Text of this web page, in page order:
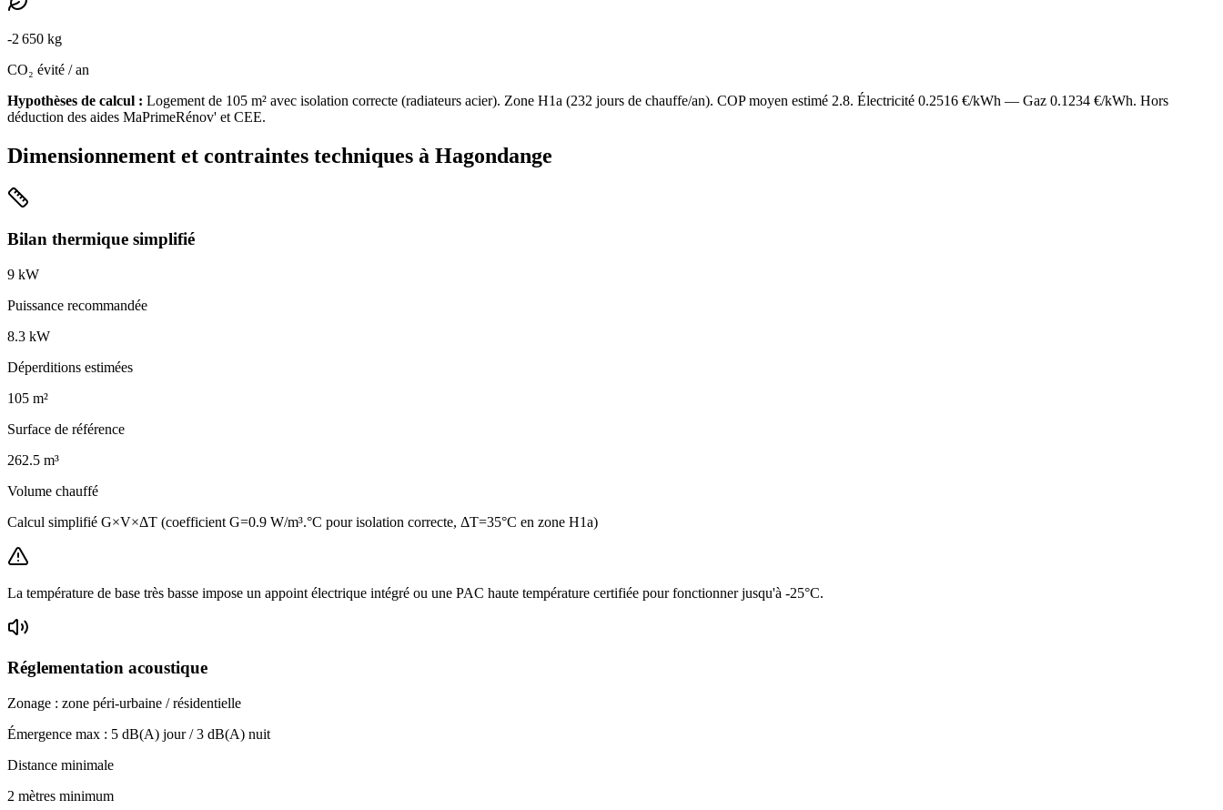
-2 650 kg
CO₂ évité / an
Hypothèses de calcul : Logement de 105 m² avec isolation correcte (radiateurs acier). Zone H1a (232 jours de chauffe/an). COP moyen estimé 2.8. Électricité 0.2516 €/kWh — Gaz 0.1234 €/kWh. Hors
déduction des aides MaPrimeRénov' et CEE.
Dimensionnement et contraintes techniques à Hagondange
Bilan thermique simplifié
9 kW
Puissance recommandée
8.3 kW
Déperditions estimées
105 m²
Surface de référence
262.5 m³
Volume chauffé
Calcul simplifié G×V×ΔT (coefficient G=0.9 W/m³.°C pour isolation correcte, ΔT=35°C en zone H1a)
La température de base très basse impose un appoint électrique intégré ou une PAC haute température certifiée pour fonctionner jusqu'à -25°C.
Réglementation acoustique
Zonage : zone péri-urbaine / résidentielle
Émergence max : 5 dB(A) jour /3 dB(A) nuit
Distance minimale
2 mètres minimum